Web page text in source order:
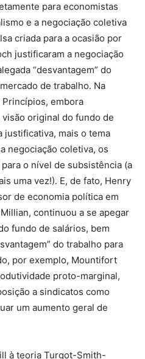
para economistas
e a negociação coletiva
criada para a ocasião por
justificaram a negociação
“desvantagem” do
de trabalho. Na
embora
original do fundo de
justificativa, mais o tema
negociação coletiva, os
o nível de subsistência (a
uma vez!). E, de fato, Henry
de economia política em
continuou a se apegar
fundo de salários, bem
do trabalho para
por exemplo, Mountifort
proto-marginal,
a sindicatos como
um aumento geral de
à teoria Turgot-Smith-